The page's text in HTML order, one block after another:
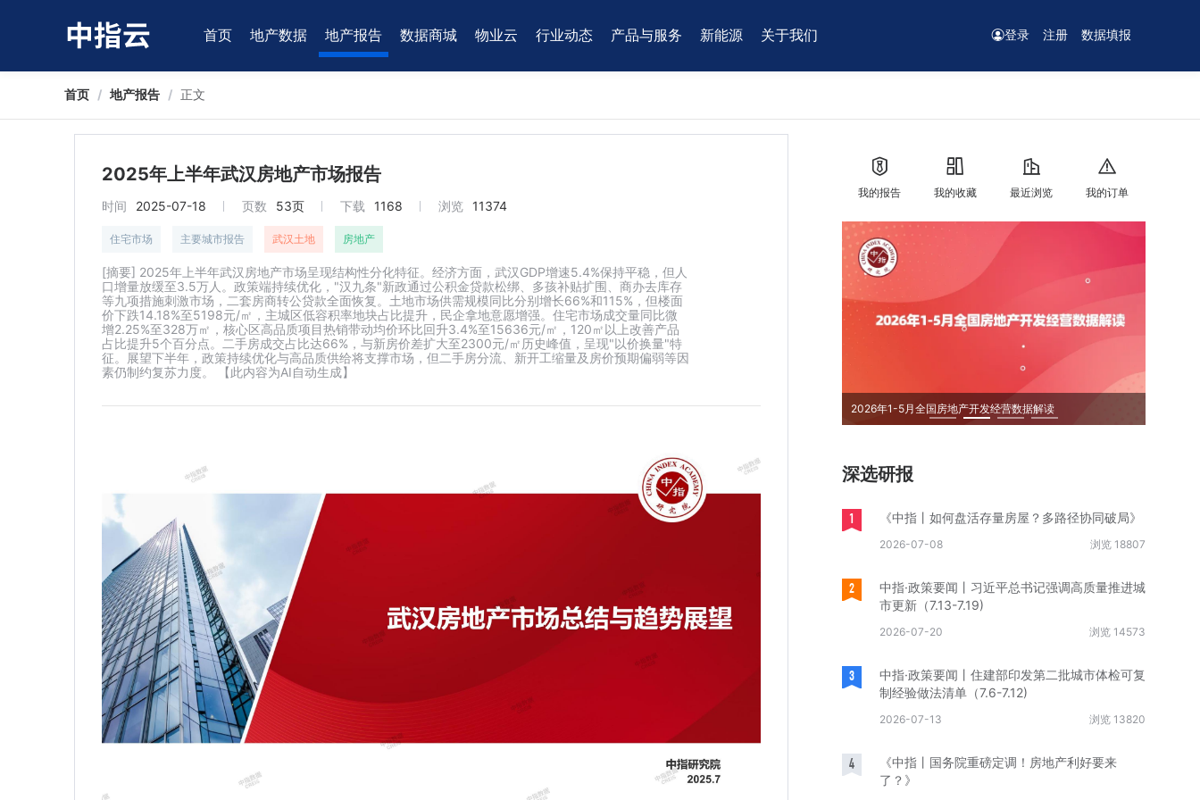
首页 地产数据 地产报告 数据商城 物业云 行业动态 产品与服务 新能源 关于我们 登录 注册 数据填报
首页 / 地产报告 / 正文
2025年上半年武汉房地产市场报告
时间 2025-07-18 页数 53页 下载 1168 浏览 11374
住宅市场 主要城市报告 武汉土地 房地产
[摘要] 2025年上半年武汉房地产市场呈现结构性分化特征。经济方面，武汉GDP增速5.4%保持平稳，但人
口增量放缓至3.5万人。政策端持续优化，"汉九条"新政通过公积金贷款松绑、多孩补贴扩围、商办去库存
等九项措施刺激市场，二套房商转公贷款全面恢复。土地市场供需规模同比分别增长66%和115%，但楼面
价下跌14.18%至5198元/㎡，主城区低容积率地块占比提升，民企拿地意愿增强。住宅市场成交量同比微
增2.25%至328万㎡，核心区高品质项目热销带动均价环比回升3.4%至15636元/㎡，120㎡以上改善产品
占比提升5个百分点。二手房成交占比达66%，与新房价差扩大至2300元/㎡历史峰值，呈现"以价换量"特
征。展望下半年，政策持续优化与高品质供给将支撑市场，但二手房分流、新开工缩量及房价预期偏弱等因
素仍制约复苏力度。 【此内容为AI自动生成】
我的报告 我的收藏 最近浏览 我的订单
《求是》刊文提振消费，再提稳定房地产！ 2026年1-5月全国房地产开发经营数据解读
深选研报
1 《中指丨如何盘活存量房屋？多路径协同破局》
2026-07-08 浏览 18807
2
中指·政策要闻丨习近平总书记强调高质量推进城
市更新（7.13-7.19)
2026-07-20 浏览 14573
3
中指·政策要闻丨住建部印发第二批城市体检可复
制经验做法清单（7.6-7.12)
2026-07-13 浏览 13820
4
《中指丨国务院重磅定调！房地产利好要来
了？》